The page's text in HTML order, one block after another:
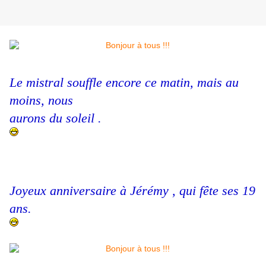
Le mistral souffle encore ce matin, mais au
moins, nous
aurons du soleil .
Joyeux anniversaire à Jérémy , qui fête ses 19
ans.